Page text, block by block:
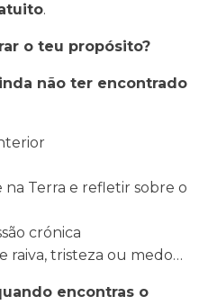
.
o teu propósito?
não ter encontrado
Terra e refletir sobre o
crónica
raiva, tristeza ou medo…
encontras o